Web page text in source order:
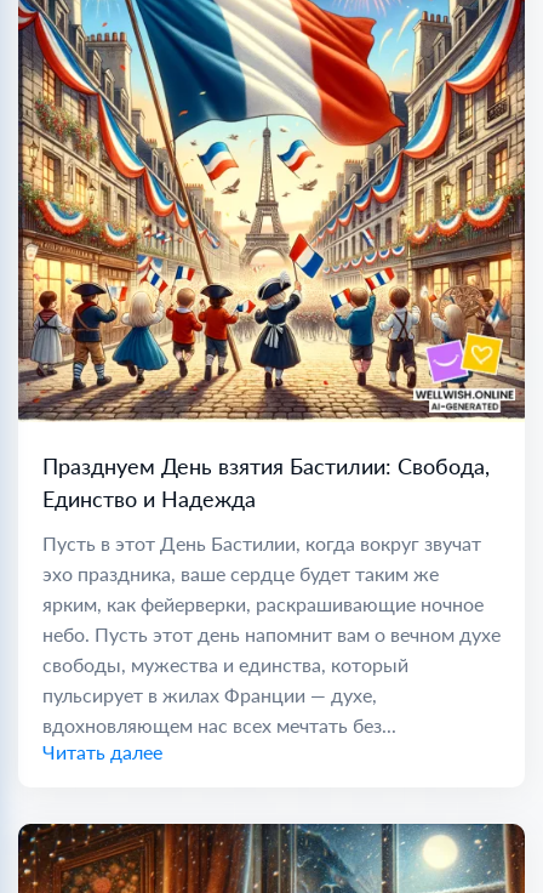
Празднуем День взятия Бастилии: Свобода,
Единство и Надежда
Пусть в этот День Бастилии, когда вокруг звучат
эхо праздника, ваше сердце будет таким же
ярким, как фейерверки, раскрашивающие ночное
небо. Пусть этот день напомнит вам о вечном духе
свободы, мужества и единства, который
пульсирует в жилах Франции — духе,
вдохновляющем нас всех мечтать без...
Читать далее